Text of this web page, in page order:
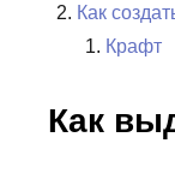
Как
Крафт
Как